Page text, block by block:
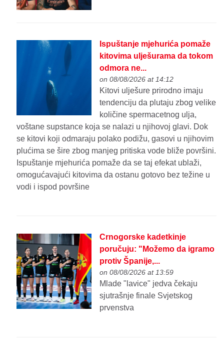
Ispuštanje mjehurića pomaže
kitovima ulješurama da tokom
odmora ne...
on 08/08/2026 at 14:12
Kitovi ulješure prirodno imaju
tendenciju da plutaju zbog velike
količine spermacetnog ulja,
voštane supstance koja se nalazi u njihovoj glavi. Dok
se kitovi koji odmaraju polako podižu, gasovi u njihovim
plućima se šire zbog manjeg pritiska vode bliže površini.
Ispuštanje mjehurića pomaže da se taj efekat ublaži,
omogućavajući kitovima da ostanu gotovo bez težine u
vodi i ispod površine
Crnogorske kadetkinje
poručuju: "Možemo da igramo
protiv Španije,...
on 08/08/2026 at 13:59
Mlade "lavice" jedva čekaju
sjutrašnje finale Svjetskog
prvenstva